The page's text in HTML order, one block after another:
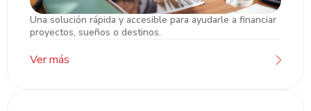
Préstamo Empresarial
Una solución rápida y accesible para ayudarle a financiar
proyectos, sueños o destinos.
Ver más